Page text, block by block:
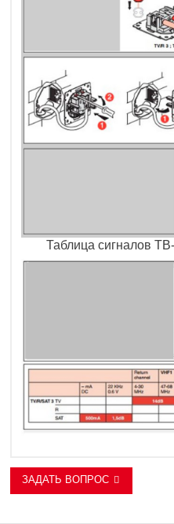
Таблица сигналов
ЗАДАТЬ ВОПРОС